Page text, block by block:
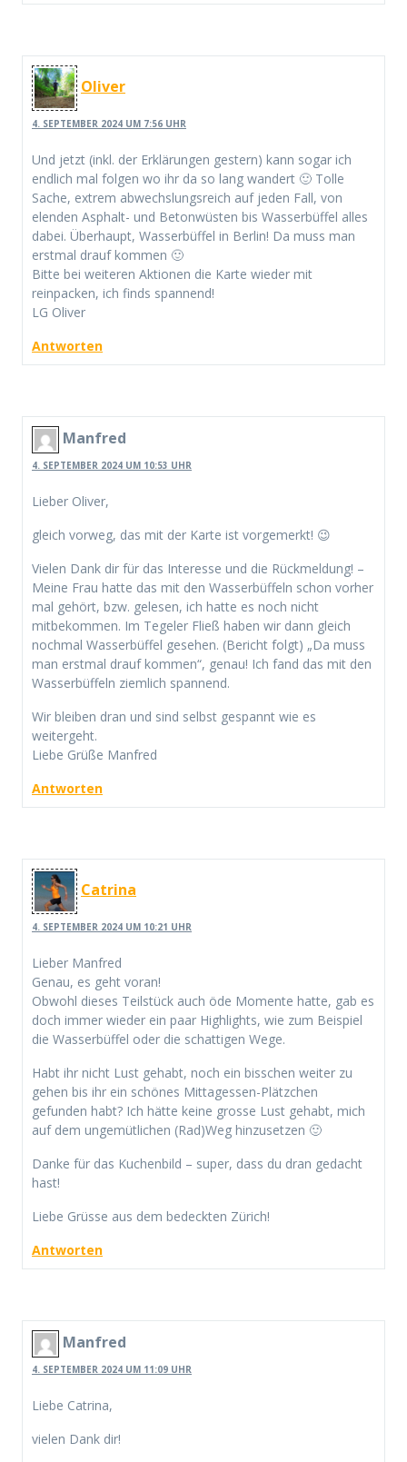
Oliver
4. SEPTEMBER 2024 UM 7:56 UHR
Und jetzt (inkl. der Erklärungen gestern) kann sogar ich
endlich mal folgen wo ihr da so lang wandert 🙂 Tolle
Sache, extrem abwechslungsreich auf jeden Fall, von
elenden Asphalt- und Betonwüsten bis Wasserbüffel alles
dabei. Überhaupt, Wasserbüffel in Berlin! Da muss man
erstmal drauf kommen 🙂
Bitte bei weiteren Aktionen die Karte wieder mit
reinpacken, ich finds spannend!
LG Oliver
Antworten
Manfred
4. SEPTEMBER 2024 UM 10:53 UHR
Lieber Oliver,
gleich vorweg, das mit der Karte ist vorgemerkt! 😉
Vielen Dank dir für das Interesse und die Rückmeldung! –
Meine Frau hatte das mit den Wasserbüffeln schon vorher
mal gehört, bzw. gelesen, ich hatte es noch nicht
mitbekommen. Im Tegeler Fließ haben wir dann gleich
nochmal Wasserbüffel gesehen. (Bericht folgt) „Da muss
man erstmal drauf kommen“, genau! Ich fand das mit den
Wasserbüffeln ziemlich spannend.
Wir bleiben dran und sind selbst gespannt wie es
weitergeht.
Liebe Grüße Manfred
Antworten
Catrina
4. SEPTEMBER 2024 UM 10:21 UHR
Lieber Manfred
Genau, es geht voran!
Obwohl dieses Teilstück auch öde Momente hatte, gab es
doch immer wieder ein paar Highlights, wie zum Beispiel
die Wasserbüffel oder die schattigen Wege.
Habt ihr nicht Lust gehabt, noch ein bisschen weiter zu
gehen bis ihr ein schönes Mittagessen-Plätzchen
gefunden habt? Ich hätte keine grosse Lust gehabt, mich
auf dem ungemütlichen (Rad)Weg hinzusetzen 🙂
Danke für das Kuchenbild – super, dass du dran gedacht
hast!
Liebe Grüsse aus dem bedeckten Zürich!
Antworten
Manfred
4. SEPTEMBER 2024 UM 11:09 UHR
Liebe Catrina,
vielen Dank dir!